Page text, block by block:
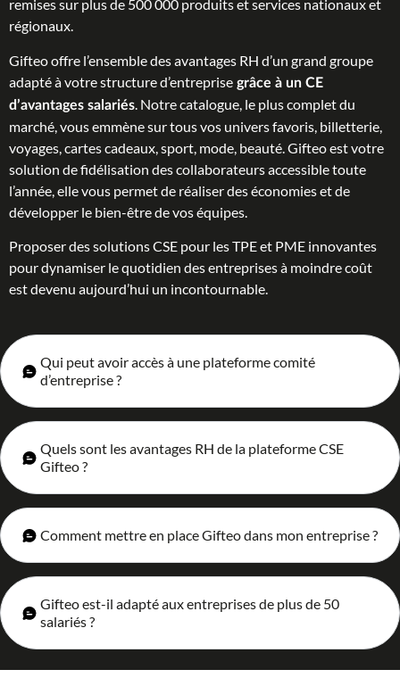
remises sur plus de 500 000 produits et services nationaux et
régionaux.
Gifteo offre l’ensemble des avantages RH d’un grand groupe
adapté à votre structure d’entreprise grâce à un CE
d’avantages salariés . Notre catalogue, le plus complet du
marché, vous emmène sur tous vos univers favoris, billetterie,
voyages, cartes cadeaux, sport, mode, beauté. Gifteo est votre
solution de fidélisation des collaborateurs accessible toute
l’année, elle vous permet de réaliser des économies et de
développer le bien-être de vos équipes.
Proposer des solutions CSE pour les TPE et PME innovantes
pour dynamiser le quotidien des entreprises à moindre coût
est devenu aujourd’hui un incontournable.
Qui peut avoir accès à une plateforme comité
d’entreprise ?
Quels sont les avantages RH de la plateforme CSE
Gifteo ?
Comment mettre en place Gifteo dans mon entreprise ?
Gifteo est-il adapté aux entreprises de plus de 50
salariés ?